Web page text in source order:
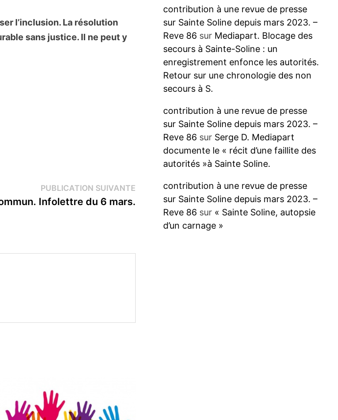
l’inclusion. La résolution
sans justice. Il ne peut y
PUBLICATION SUIVANTEPublication
suivante :
Infolettre du 6 mars.
contribution à une revue de presse
sur Sainte Soline depuis mars 2023. –
Reve 86 sur Mediapart. Blocage des
secours à Sainte-Soline : un
enregistrement enfonce les autorités.
Retour sur une chronologie des non
secours à S.
contribution à une revue de presse
sur Sainte Soline depuis mars 2023. –
Reve 86 sur Serge D. Mediapart
documente le « récit d’une faillite des
autorités »à Sainte Soline.
contribution à une revue de presse
sur Sainte Soline depuis mars 2023. –
Reve 86 sur « Sainte Soline, autopsie
d’un carnage »